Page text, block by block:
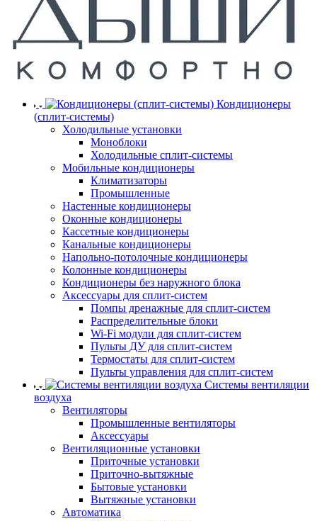
Кондиционеры
(сплит-системы)
Холодильные установки
Моноблоки
Холодильные сплит-системы
Мобильные кондиционеры
Климатизаторы
Промышленные
Настенные кондиционеры
Оконные кондиционеры
Кассетные кондиционеры
Канальные кондиционеры
Напольно-потолочные кондиционеры
Колонные кондиционеры
Кондиционеры без наружного блока
Аксессуары для сплит-систем
Помпы дренажные для сплит-систем
Распределительные блоки
Wi-Fi модули для сплит-систем
Пульты ДУ для сплит-систем
Термостаты для сплит-систем
Пульты управления для сплит-систем
Системы вентиляции
воздуха
Вентиляторы
Промышленные вентиляторы
Аксессуары
Вентиляционные установки
Приточные установки
Приточно-вытяжные
Бытовые установки
Вытяжные установки
Автоматика